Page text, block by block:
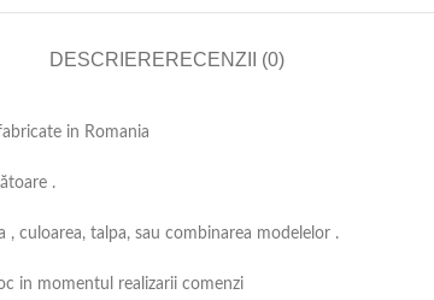
DESCRIERERECENZII (0)
in Romania
.
culoarea, talpa, sau combinarea modelelor .
in momentul realizarii comenzi